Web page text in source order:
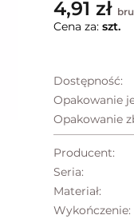
4,91 zł
Cena za: szt.
Dostępność:
Opakowanie
Opakowanie
Producent:
Seria:
Materiał:
Wykończenie: